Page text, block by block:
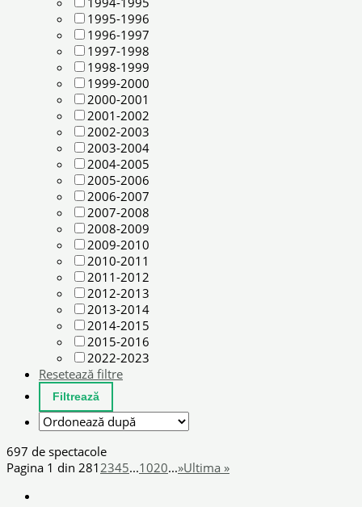
1995-1996
1996-1997
1997-1998
1998-1999
1999-2000
2000-2001
2001-2002
2002-2003
2003-2004
2004-2005
2005-2006
2006-2007
2007-2008
2008-2009
2009-2010
2010-2011
2011-2012
2012-2013
2013-2014
2014-2015
2015-2016
2022-2023
Resetează filtre
697 de spectacole
Pagina 1 din 281 2345...1020...»Ultima »